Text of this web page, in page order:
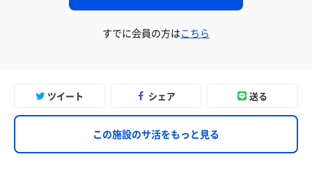
すでに会員の方はこちら
ツイート シェア 送る
この施設のサ活をもっと見る